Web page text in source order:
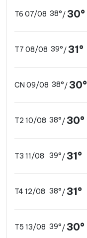
T6 07/08 38°/30°
T7 08/08 39°/31°
CN 09/08 38°/30°
T2 10/08 38°/30°
T3 11/08 39°/31°
T4 12/08 38°/31°
T5 13/08 39°/30°